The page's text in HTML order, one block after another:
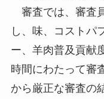
審査では、審査
し、味、コストパ
ー、羊肉普及貢献
時間にわたって審
から厳正な審査の